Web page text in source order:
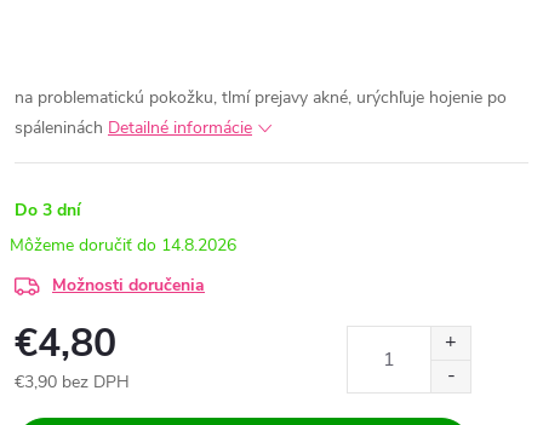
na problematickú pokožku, tlmí prejavy akné, urýchľuje hojenie po
spáleninách Detailné informácie
Do 3 dní
14.8.2026
Možnosti doručenia
€4,80
€3,90 bez DPH